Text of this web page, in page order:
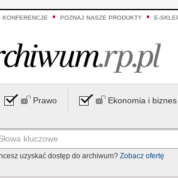
KONFERENCJE POZNAJ NASZE PRODUKTY E-
Prawo Ekonomia i biznes
uzyskać dostęp do archiwum? Zobacz ofertę